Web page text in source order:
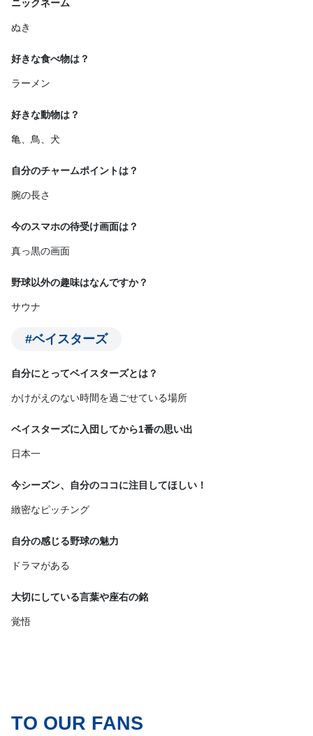
ニックネーム
ぬき
好きな食べ物は？
ラーメン
好きな動物は？
亀、鳥、犬
自分のチャームポイントは？
腕の長さ
今のスマホの待受け画面は？
真っ黒の画面
野球以外の趣味はなんですか？
サウナ
#ベイスターズ
自分にとってベイスターズとは？
かけがえのない時間を過ごせている場所
ベイスターズに入団してから1番の思い出
日本一
今シーズン、自分のココに注目してほしい！
緻密なピッチング
自分の感じる野球の魅力
ドラマがある
大切にしている言葉や座右の銘
覚悟
TO OUR FANS